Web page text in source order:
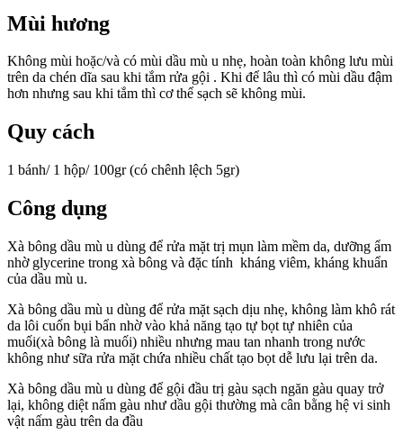
Mùi hương
Không mùi hoặc/và có mùi dầu mù u nhẹ, hoàn toàn không lưu mùi
trên da chén dĩa sau khi tắm rửa gội . Khi để lâu thì có mùi dầu đậm
hơn nhưng sau khi tắm thì cơ thể sạch sẽ không mùi.
Quy cách
1 bánh/ 1 hộp/ 100gr (có chênh lệch 5gr)
Công dụng
Xà bông dầu mù u dùng để rửa mặt trị mụn làm mềm da, dưỡng ẩm
nhờ glycerine trong xà bông và đặc tính kháng viêm, kháng khuẩn
của dầu mù u.
Xà bông dầu mù u dùng để rửa mặt sạch dịu nhẹ, không làm khô rát
da lôi cuốn bụi bẩn nhờ vào khả năng tạo tự bọt tự nhiên của
muối(xà bông là muối) nhiều nhưng mau tan nhanh trong nước
không như sữa rửa mặt chứa nhiều chất tạo bọt dễ lưu lại trên da.
Xà bông dầu mù u dùng để gội đầu trị gàu sạch ngăn gàu quay trở
lại, không diệt nấm gàu như dầu gội thường mà cân bằng hệ vi sinh
vật nấm gàu trên da đầu